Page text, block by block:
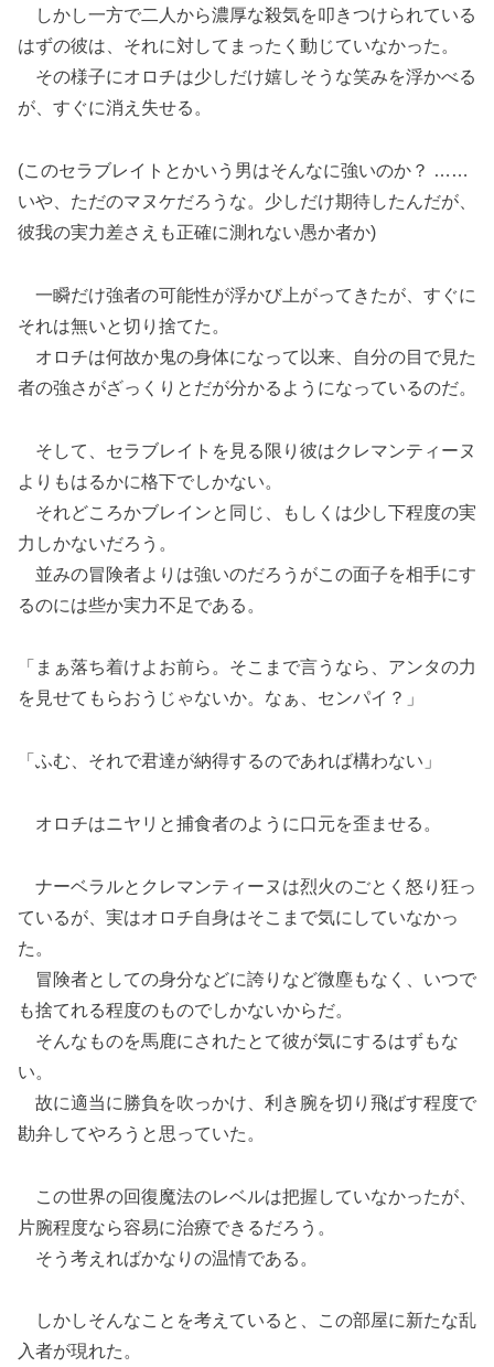
しかし一方で二人から濃厚な殺気を叩きつけられている
はずの彼は、それに対してまったく動じていなかった。
その様子にオロチは少しだけ嬉しそうな笑みを浮かべる
が、すぐに消え失せる。
(このセラブレイトとかいう男はそんなに強いのか？ ……
いや、ただのマヌケだろうな。少しだけ期待したんだが、
彼我の実力差さえも正確に測れない愚か者か)
一瞬だけ強者の可能性が浮かび上がってきたが、すぐに
それは無いと切り捨てた。
オロチは何故か鬼の身体になって以来、自分の目で見た
者の強さがざっくりとだが分かるようになっているのだ。
そして、セラブレイトを見る限り彼はクレマンティーヌ
よりもはるかに格下でしかない。
それどころかブレインと同じ、もしくは少し下程度の実
力しかないだろう。
並みの冒険者よりは強いのだろうがこの面子を相手にす
るのには些か実力不足である。
「まぁ落ち着けよお前ら。そこまで言うなら、アンタの力
を見せてもらおうじゃないか。なぁ、センパイ？」
「ふむ、それで君達が納得するのであれば構わない」
オロチはニヤリと捕食者のように口元を歪ませる。
ナーベラルとクレマンティーヌは烈火のごとく怒り狂っ
ているが、実はオロチ自身はそこまで気にしていなかっ
た。
冒険者としての身分などに誇りなど微塵もなく、いつで
も捨てれる程度のものでしかないからだ。
そんなものを馬鹿にされたとて彼が気にするはずもな
い。
故に適当に勝負を吹っかけ、利き腕を切り飛ばす程度で
勘弁してやろうと思っていた。
この世界の回復魔法のレベルは把握していなかったが、
片腕程度なら容易に治療できるだろう。
そう考えればかなりの温情である。
しかしそんなことを考えていると、この部屋に新たな乱
入者が現れた。